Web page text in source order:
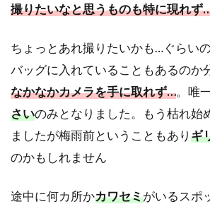
撮りたいなと思うものも特に現れず
ちょっとあれ撮りたいかも…ぐらい
バッグに入れていることもあるのか
なかなかカメラを手に取れず…。唯
さいのみとなりました。もう枯れ始
ましたが梅雨前ということもありギ
のかもしれません
途中に何カ所かカワセミがいるスポ